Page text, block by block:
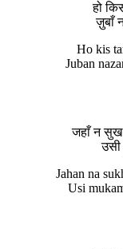
हो
ज़ुबाँ
Ho kis
Juban
जहाँ न
Jahan na
Usi